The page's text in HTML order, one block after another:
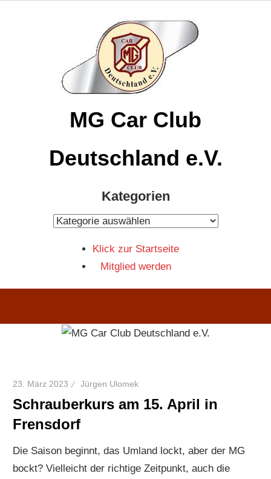
MG Car Club
Deutschland e.V.
Kategorien
Kategorien
Klick zur Startseite
Mitglied werden
23. März 2023 Jürgen Ulomek
Schrauberkurs am 15. April in
Frensdorf
Die Saison beginnt, das Umland lockt, aber der MG
bockt? Vielleicht der richtige Zeitpunkt, auch die